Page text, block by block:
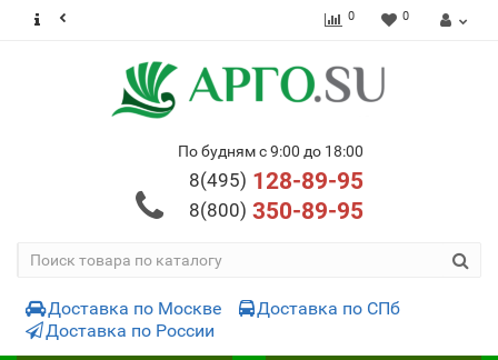
0 0
По будням с 9:00 до 18:00
8(495) 128-89-95
8(800) 350-89-95
Доставка по Москве
Доставка по СПб
Доставка по России